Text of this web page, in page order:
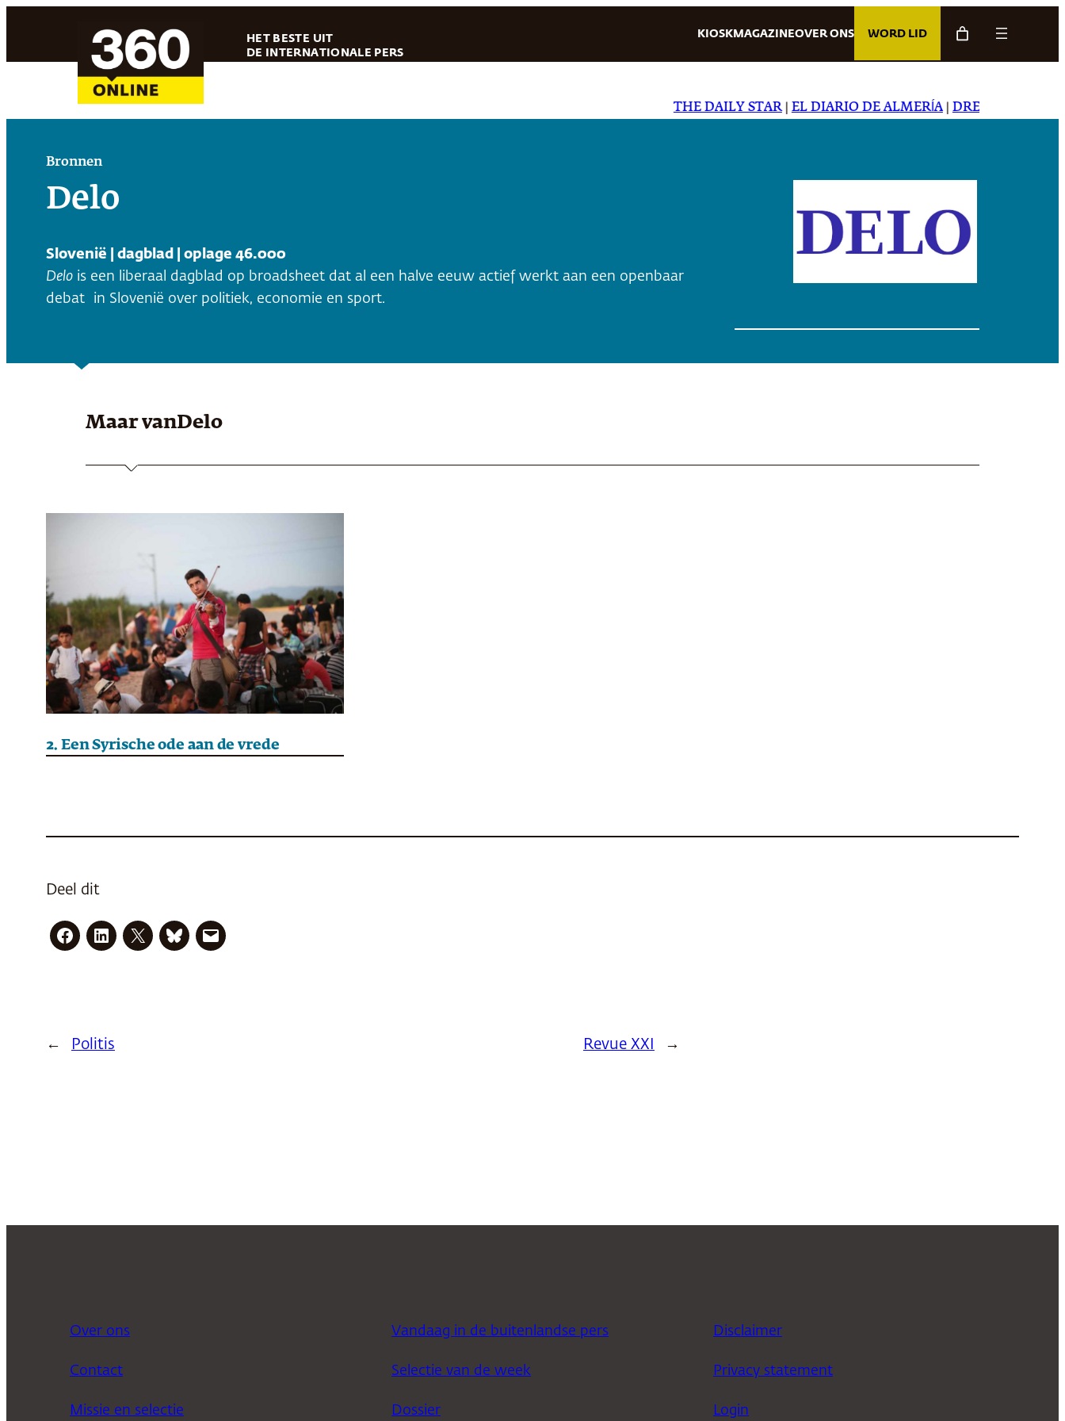
HET BESTE UIT
DE INTERNATIONALE PERS
KIOSK MAGAZINEOVER ONS WORD LID
THE DAILY STAR|EL DIARIO DE ALMERÍA|DREAMING IN
Bronnen
Delo
Slovenië | dagblad | oplage 46.000
Delo is een liberaal dagblad op broadsheet dat al een halve eeuw actief werkt aan een openbaar
debat in Slovenië over politiek, economie en sport.
Maar vanDelo
2. Een Syrische ode aan de vrede
Deel dit
← Politis Revue XXI →
Over ons
Contact
Missie en selectie
Vandaag in de buitenlandse pers
Selectie van de week
Dossier
Disclaimer
Privacy statement
Login